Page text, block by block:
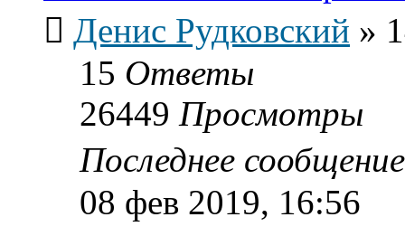
Денис Рудковский »
15 Ответы
26449 Просмотры
Последнее
08 фев 2019, 16:56